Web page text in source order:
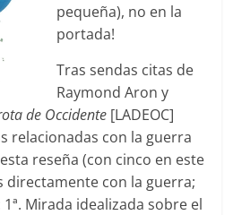
pequeña), no en la
portada!
Tras sendas citas de
Raymond Aron y
de Occidente [LADEOC]
relacionadas con la guerra
reseña (con cinco en este
directamente con la guerra;
Mirada idealizada sobre el